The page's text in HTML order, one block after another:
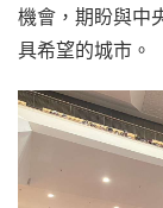
機會，期盼與中
具希望的城市。